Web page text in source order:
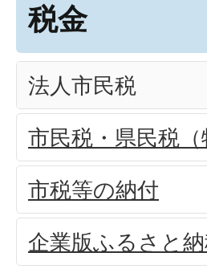
税金
法人市民税
市民税・県民税（
市税等の納付
企業版ふるさと